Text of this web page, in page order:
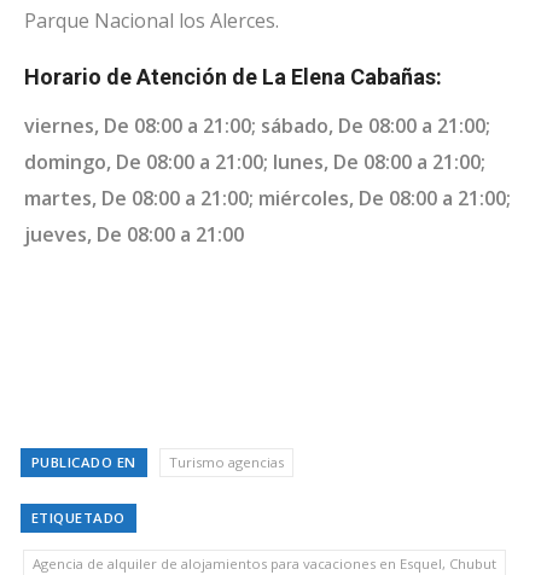
Parque Nacional los Alerces.
Horario de Atención de La Elena Cabañas:
viernes, De 08:00 a 21:00; sábado, De 08:00 a 21:00;
domingo, De 08:00 a 21:00; lunes, De 08:00 a 21:00;
martes, De 08:00 a 21:00; miércoles, De 08:00 a 21:00;
jueves, De 08:00 a 21:00
PUBLICADO EN Turismo agencias
ETIQUETADO
Agencia de alquiler de alojamientos para vacaciones en Esquel, Chubut